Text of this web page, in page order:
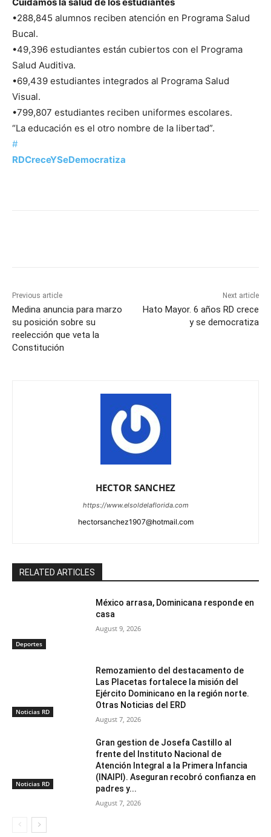
Cuidamos la salud de los estudiantes
•288,845 alumnos reciben atención en Programa Salud
Bucal.
•49,396 estudiantes están cubiertos con el Programa
Salud Auditiva.
•69,439 estudiantes integrados al Programa Salud
Visual.
•799,807 estudiantes reciben uniformes escolares.
“La educación es el otro nombre de la libertad”.
#
RDCreceYSeDemocratiza
Previous article
Medina anuncia para marzo
su posición sobre su
reelección que veta la
Constitución
Next article
Hato Mayor. 6 años RD crece
y se democratiza
HECTOR SANCHEZ
https://www.elsoldelaflorida.com
hectorsanchez1907@hotmail.com
RELATED ARTICLES
Deportes
México arrasa, Dominicana responde en
casa
August 9, 2026
Noticias RD
Remozamiento del destacamento de
Las Placetas fortalece la misión del
Ejército Dominicano en la región norte.
Otras Noticias del ERD
August 7, 2026
Noticias RD
Gran gestion de Josefa Castillo al
frente del Instituto Nacional de
Atención Integral a la Primera Infancia
(INAIPI). Aseguran recobró confianza en
padres y...
August 7, 2026